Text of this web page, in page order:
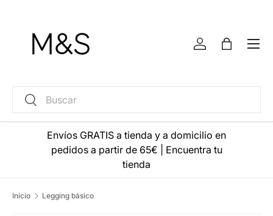
Buscar
Buscar
Iniciar sesión
Bolsa
Menú
Envíos GRATIS a tienda y a domicilio en
pedidos a partir de 65€
Encuentra tu
tienda
Inicio Legging básico